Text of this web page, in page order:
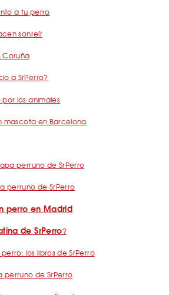
a tu perro
sonreír
Coruña
a SrPerro?
los animales
mascota en Barcelona
perruno de SrPerro
perruno de SrPerro
perro en Madrid
de SrPerro?
los libros de SrPerro
de SrPerro